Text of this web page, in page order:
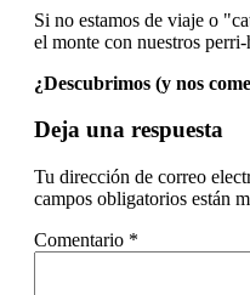
Si no estamos de viaje o
el monte con nuestros
¿Descubrimos (y nos
Interacciones
los
lectores
Deja una respuesta
Tu dirección de correo
campos obligatorios están
Comentario *